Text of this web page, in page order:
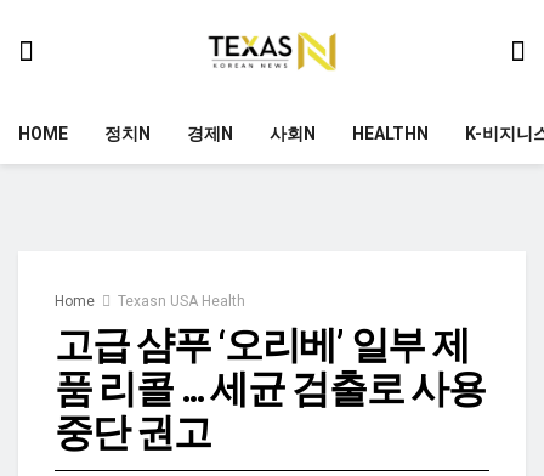
HOME 정치N 경제N 사회N HEALTHN K-비지니
Home Texasn USA Health
고급 샴푸 ‘오리베’ 일부 제
품 리콜 … 세균 검출로 사용
중단 권고